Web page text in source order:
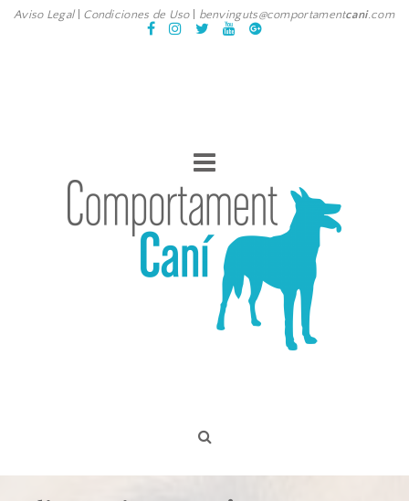
Aviso Legal| Condiciones de Uso benvinguts@comportamentcani.com